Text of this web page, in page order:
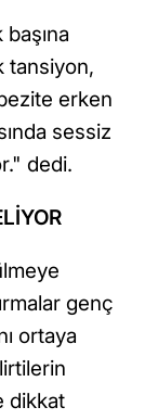
tansiyon,
erken
sessiz
dedi.
genç
ortaya
dikkat